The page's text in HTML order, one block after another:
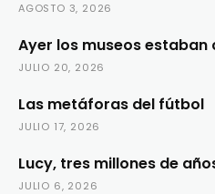
AGOSTO 3, 2026
Ayer los museos estaban
JULIO 20, 2026
Las metáforas del fútbol
JULIO 17, 2026
Lucy, tres millones de
JULIO 6, 2026